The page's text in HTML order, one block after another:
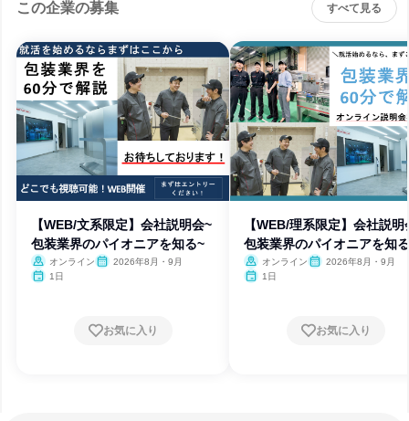
この企業の募集 すべて見る
【WEB/文系限定】会社説明会~
包装業界のパイオニアを知る~
オンライン
2026年8月・9月
1日
お気に入り
【WEB/理系限定】会社説明
包装業界のパイオニアを知
オンライン
2026年8月・9月
1日
お気に入り